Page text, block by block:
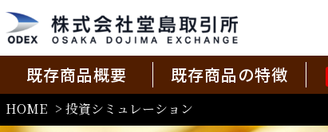
既存商品概要 既存商品の特徴
HOME > 投資シミュレーション